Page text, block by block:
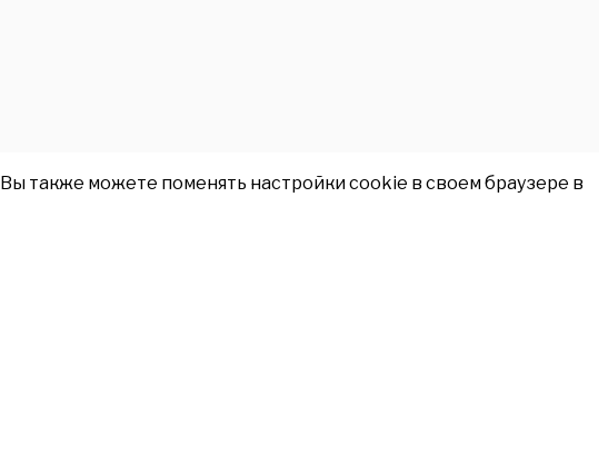
также можете поменять настройки cookie в своем браузере в